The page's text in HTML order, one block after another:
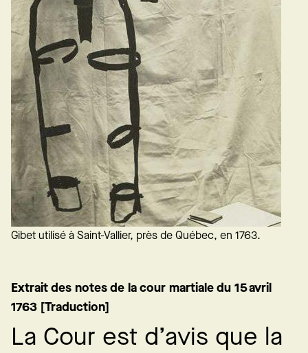
Gibet utilisé à Saint-Vallier, près de Québec, en 1763.
Extrait des notes de la cour martiale du 15 avril
1763 [Traduction]
La Cour est d’avis que la